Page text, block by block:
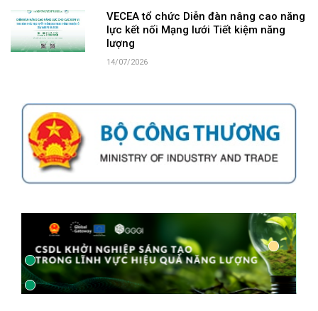
VECEA tổ chức Diễn đàn nâng cao năng
lực kết nối Mạng lưới Tiết kiệm năng
lượng
14/07/2026